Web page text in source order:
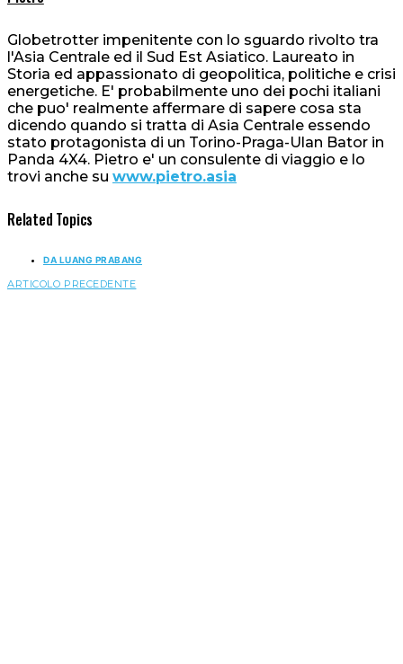
Globetrotter impenitente con lo sguardo rivolto tra
l'Asia Centrale ed il Sud Est Asiatico. Laureato in
Storia ed appassionato di geopolitica, politiche e crisi
energetiche. E' probabilmente uno dei pochi italiani
che puo' realmente affermare di sapere cosa sta
dicendo quando si tratta di Asia Centrale essendo
stato protagonista di un Torino-Praga-Ulan Bator in
Panda 4X4. Pietro e' un consulente di viaggio e lo
trovi anche su www.pietro.asia
Related Topics
DA LUANG PRABANG
ARTICOLO PRECEDENTE